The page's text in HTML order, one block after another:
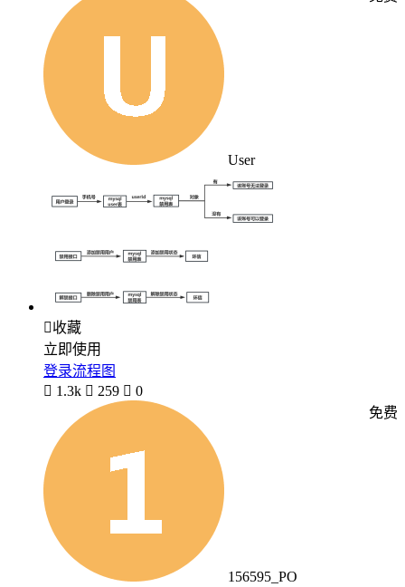
User
收藏
立即使用
登录流程图
 1.3k  259  0
156595_PO
免费